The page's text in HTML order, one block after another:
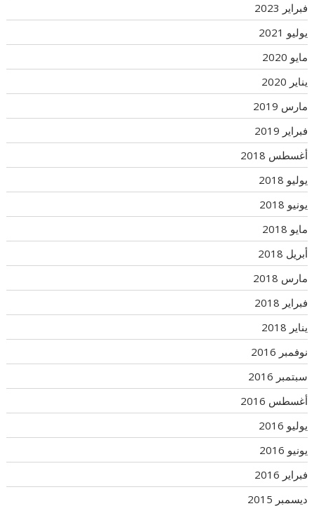
فبراير 2023
يوليو 2021
مايو 2020
يناير 2020
مارس 2019
فبراير 2019
أغسطس 2018
يوليو 2018
يونيو 2018
مايو 2018
أبريل 2018
مارس 2018
فبراير 2018
يناير 2018
نوفمبر 2016
سبتمبر 2016
أغسطس 2016
يوليو 2016
يونيو 2016
فبراير 2016
ديسمبر 2015